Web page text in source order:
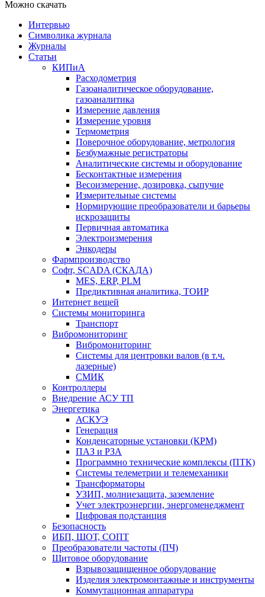
Можно скачать
Интервью
Символика журнала
Журналы
Статьи
КИПиА
Расходометрия
Газоаналитическое оборудование,
газоаналитика
Измерение давления
Измерение уровня
Термометрия
Поверочное оборудование, метрология
Безбумажные регистраторы
Аналитические системы и оборудование
Бесконтактные измерения
Весоизмерение, дозировка, сыпучие
Измерительные системы
Нормирующие преобразователи и барьеры
искрозащиты
Первичная автоматика
Электроизмерения
Энкодеры
Фармпроизводство
Софт, SCADA (СКАДА)
MES, ERP, PLM
Предиктивная аналитика, ТОИР
Интернет вещей
Системы мониторинга
Транспорт
Вибромониторинг
Вибромониторинг
Системы для центровки валов (в т.ч.
лазерные)
СМИК
Контроллеры
Внедрение АСУ ТП
Энергетика
АСКУЭ
Генерация
Конденсаторные установки (КРМ)
ПАЗ и РЗА
Программно технические комплексы (ПТК)
Системы телеметрии и телемеханики
Трансформаторы
УЗИП, молниезащита, заземление
Учет электроэнергии, энергоменеджмент
Цифровая подстанция
Безопасность
ИБП, ШОТ, СОПТ
Преобразователи частоты (ПЧ)
Щитовое оборудование
Взрывозащищенное оборудование
Изделия электромонтажные и инструменты
Коммутационная аппаратура